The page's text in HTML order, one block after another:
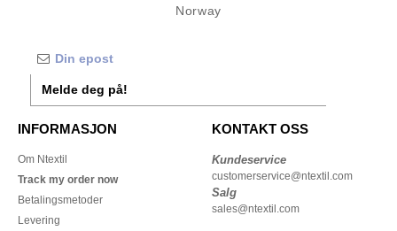
Norway
Melde deg på!
INFORMASJON
Om Ntextil
Track my order now
Betalingsmetoder
Levering
KONTAKT OSS
Kundeservice
customerservice@ntextil.com
Salg
sales@ntextil.com